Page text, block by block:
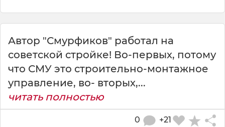
Автор "Смурфиков" работал на
советской стройке! Во-первых, потому
что СМУ это строительно-монтажное
управление, во- вторых,...
читать полностью
+21
0